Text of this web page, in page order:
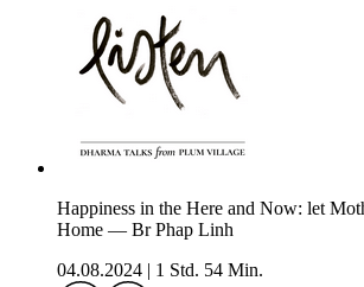
Happiness in the Here and Now: let
Home — Br Phap Linh
04.08.2024
1 Std. 54 Min.